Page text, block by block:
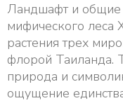
Ландшафт и общие
мифического леса
растения трех
флорой Таиланда.
природа и
ощущение